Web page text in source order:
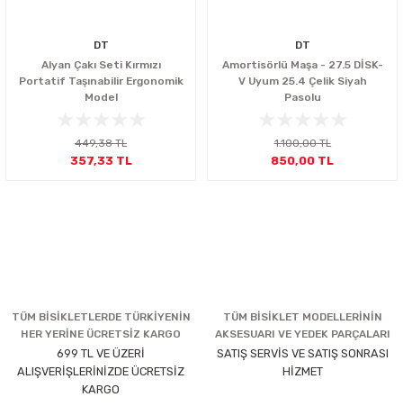
DT
Alyan Çakı Seti Kırmızı
Portatif Taşınabilir Ergonomik
Model
449,38 TL
357,33 TL
DT
Amortisörlü Maşa - 27.5 DİSK-
V Uyum 25.4 Çelik Siyah
Pasolu
1.100,00 TL
850,00 TL
TÜM BİSİKLETLERDE TÜRKİYENİN
HER YERİNE ÜCRETSİZ KARGO
699 TL VE ÜZERİ
ALIŞVERİŞLERİNİZDE ÜCRETSİZ
KARGO
TÜM BİSİKLET MODELLERİNİN
AKSESUARI VE YEDEK PARÇALARI
SATIŞ SERVİS VE SATIŞ SONRASI
HİZMET